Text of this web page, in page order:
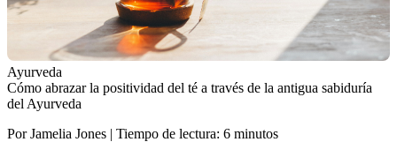
Ayurveda
Cómo abrazar la positividad del té a través de la antigua sabiduría
del Ayurveda
Por Jamelia Jones | Tiempo de lectura: 6 minutos